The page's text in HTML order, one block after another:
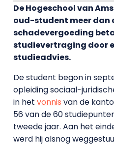
De Hogeschool van
oud-student meer dan
schadevergoeding
studievertraging door
studieadvies.
De student begon in
opleiding sociaal-
in het vonnis van de
56 van de 60
tweede jaar. Aan het
werd hij alsnog